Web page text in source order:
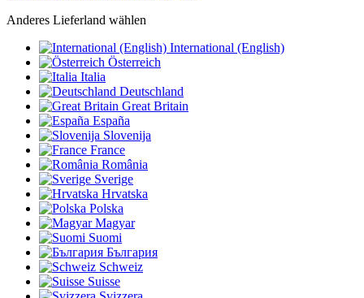
Anderes Lieferland wählen
International (English)
Österreich
Italia
Deutschland
Great Britain
España
Slovenija
France
România
Sverige
Hrvatska
Polska
Magyar
Suomi
България
Schweiz
Suisse